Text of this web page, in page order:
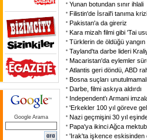
Google Arama
Yunan botundan sınır ihlali
Filistin'de İsrail'i tanıma krizi
Pakistan'a da gireriz
Kara mizah filmi gibi 'Tai
Türklerin de öldüğü yangın
Tayland'ta darbe lideri
Macaristan'da eylemler
Atlantis geri döndü, ABD
Bosna suçları unutulmamalı
Darbe, filmi askıya aldırdı
Independent'ı Armani
'Erkekler 100 yıl göreve
Nazi geçmişini 30 yıl
Papa'ya ikinci Ağca
'Irak'ta işkence eskisinden